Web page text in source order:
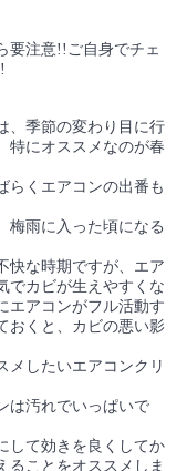
要注意!!ご自身でチェ
、季節の変わり目に行
特にオススメなのが春
らくエアコンの出番も
梅雨に入った頃になる
快な時期ですが、エア
でカビが生えやすくな
エアコンがフル活動す
おくと、カビの悪い影
メしたいエアコンクリ
は汚れでいっぱいで
して効きを良くしてか
ることをオススメしま